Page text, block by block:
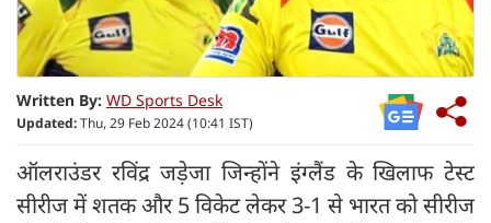
Written By: WD Sports Desk
Updated:Thu, 29 Feb 2024 (10:41 IST)
ऑलराउंडर रविंद्र जड़ेजा जिन्होंने इंग्लैंड के खिलाफ टेस्ट
सीरीज में शतक और 5 विकेट लेकर 3-1 से भारत को सीरीज